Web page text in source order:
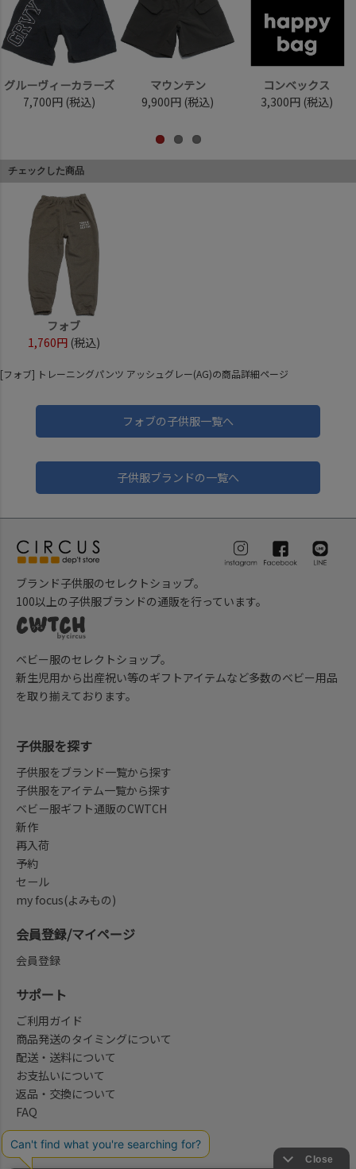
グルーヴィーカラーズ
7,700円 (税込)
マウンテン
9,900円 (税込)
コンベックス
3,300円 (税込)
チェックした商品
フォブ
1,760円 (税込)
[フォブ] トレーニングパンツ アッシュグレー(AG)の商品詳細ページ
フォブの子供服一覧へ
子供服ブランドの一覧へ
ブランド子供服のセレクトショップ。
100以上の子供服ブランドの通販を行っています。
ベビー服のセレクトショップ。
新生児用から出産祝い等のギフトアイテムなど多数のベビー用品
を取り揃えております。
会社概要/お問合せ先
子供服を探す
子供服をブランド一覧から探す
子供服をアイテム一覧から探す
ベビー服ギフト通販のCWTCH
新作
再入荷
予約
セール
my focus(よみもの)
会員登録/マイページ
会員登録
サポート
ご利用ガイド
商品発送のタイミングについて
配送・送料について
お支払いについて
返品・交換について
FAQ